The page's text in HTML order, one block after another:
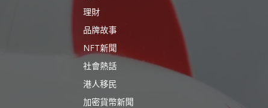
理財
品牌故事
NFT新聞
社會熱話
港人移民
加密貨幣新聞